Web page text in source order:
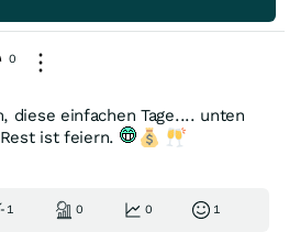
0
diese einfachen Tage.... unten
ist feiern.
1 0 0 1